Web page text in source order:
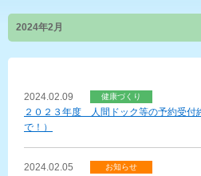
2024年2月
2024.02.09 健康づくり
２０２３年度 人間ドック等の予約受付
で！）
2024.02.05 お知らせ